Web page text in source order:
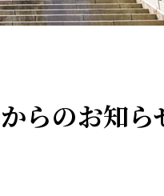
らのお知ら